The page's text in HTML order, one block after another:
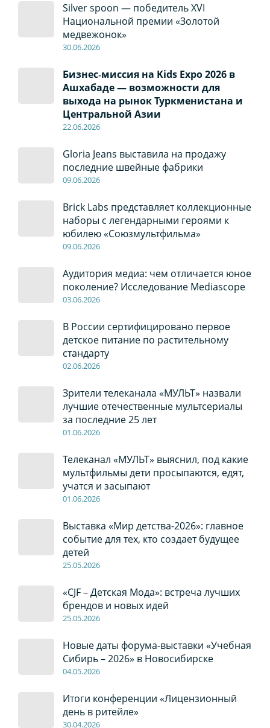
Silver spoon — победитель XVI
Национальной премии «Золотой
медвежонок»
30.06.2026
Бизнес‑миссия на Kids Expo 2026 в
Ашхабаде — возможности для
выхода на рынок Туркменистана и
Центральной Азии
22.06.2026
Gloria Jeans выставила на продажу
последние швейные фабрики
09.06.2026
Brick Labs представляет коллекционные
наборы с легендарными героями к
юбилею «Союзмультфильма»
09.06.2026
Аудитория медиа: чем отличается юное
поколение? Исследование Mediascope
03.06.2026
В России сертифицировано первое
детское питание по растительному
стандарту
02.06.2026
Зрители телеканала «МУЛЬТ» назвали
лучшие отечественные мультсериалы
за последние 25 лет
01.06.2026
Телеканал «МУЛЬТ» выяснил, под какие
мультфильмы дети просыпаются, едят,
учатся и засыпают
01.06.2026
Выставка «Мир детства-2026»: главное
событие для тех, кто создает будущее
детей
25.05.2026
«CJF – Детская Мода»: встреча лучших
брендов и новых идей
25.05.2026
Новые даты форума-выставки «Учебная
Сибирь – 2026» в Новосибирске
04.05.2026
Итоги конференции «Лицензионный
день в ритейле»
30.04.2026